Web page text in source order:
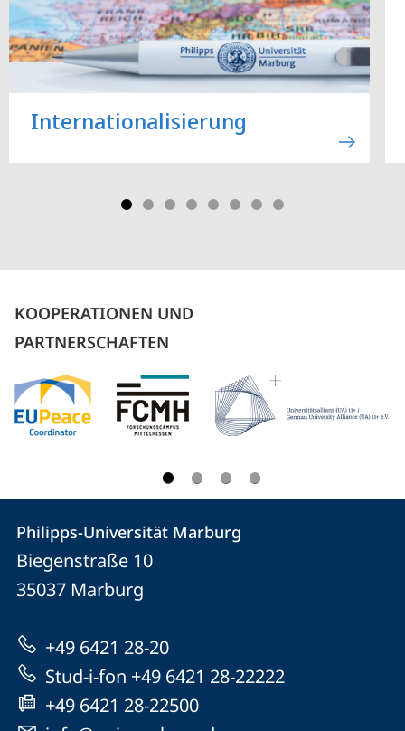
Internationalisierung
KOOPERATIONEN UND
PARTNERSCHAFTEN
Kontakt
und
Informationen
zur
Website
Kontaktinformationen
Philipps-
Universität
Marburg
Philipps-Universität Marburg
Biegenstraße 10
35037 Marburg
+49 6421 28-20
Stud-i-fon +49 6421 28-22222
+49 6421 28-22500